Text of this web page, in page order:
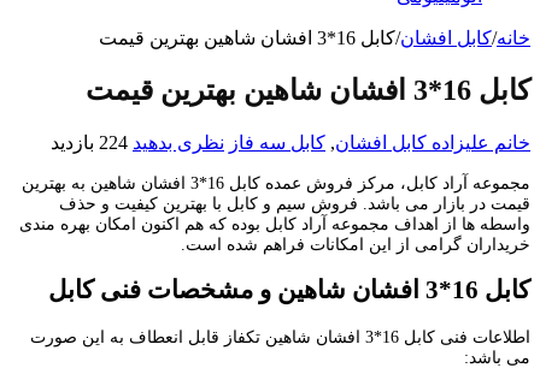
خانه/کابل افشان/کابل 16*3 افشان شاهین بهترین قیمت
کابل 16*3 افشان شاهین بهترین قیمت
خانم علیزاده کابل افشان, کابل سه فاز نظری بدهید 224 بازدید
مجموعه آراد کابل، مرکز فروش عمده کابل 16*3 افشان شاهین به بهترین
قیمت در بازار می باشد. فروش سیم و کابل با بهترین کیفیت و حذف
واسطه ها از اهداف مجموعه آراد کابل بوده که هم اکنون امکان بهره مندی
خریداران گرامی از این امکانات فراهم شده است.
کابل 16*3 افشان شاهین و مشخصات فنی کابل
اطلاعات فنی کابل 16*3 افشان شاهین تکفاز قابل انعطاف به این صورت
می باشد: